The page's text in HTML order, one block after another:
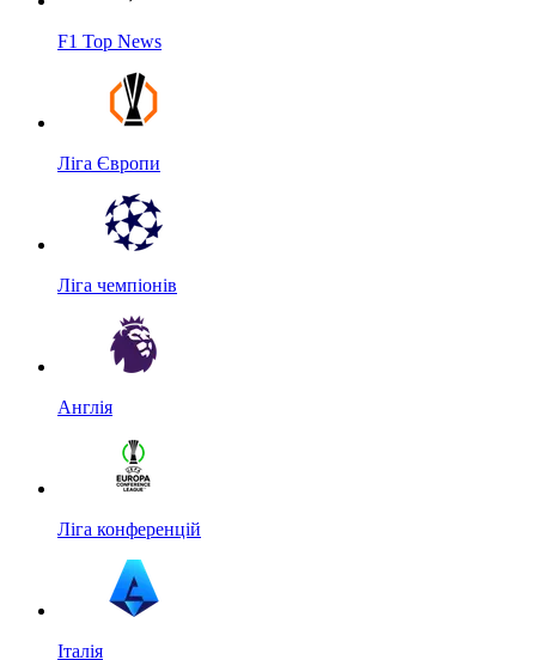
F1 Top News
Ліга Європи
Ліга чемпіонів
Англія
Ліга конференцій
Італія